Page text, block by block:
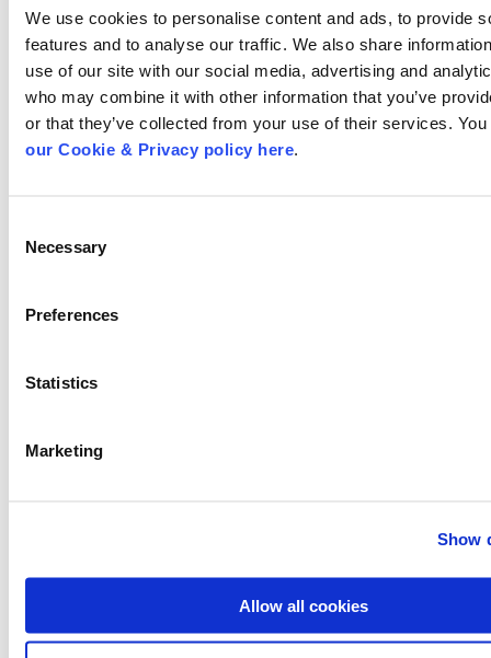
We use cookies to personalise content and ads, to provide
features and to analyse our traffic. We also share
use of our site with our social media, advertising and
who may combine it with other information that you’ve
or that they’ve collected from your use of their services.
our Cookie & Privacy policy here
Selection
Necessary
Preferences
Statistics
Marketing
Show
Allow all cookies
TV FAMA 0,7 168,3 3,4
SENSACIONAL NOT 0,6 143,3 0,7
ULTRA SHOW 0,6 138,1 0,8
PRONUNCIAMENTO 5,7
1.650,
2,7